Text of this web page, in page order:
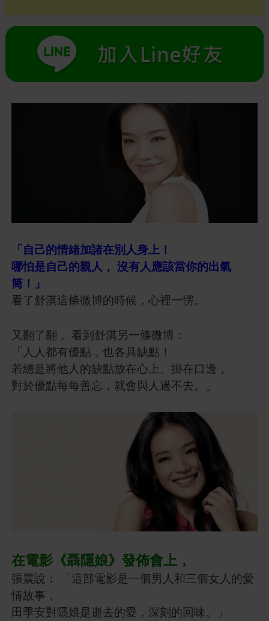
「自己的情緒加諸在別人身上！
哪怕是自己的親人， 沒有人應該當你的出氣
筒！」
看了舒淇這條微博的時候，心裡一愣。
又翻了翻， 看到舒淇另一條微博：
「人人都有優點，也各具缺點！
若總是將他人的缺點放在心上、掛在口邊，
對於優點每每善忘，就會與人過不去。」
在電影《聶隱娘》發佈會上，
張震說： 「這部電影是一個男人和三個女人的愛
情故事，
田季安對隱娘是逝去的愛，深刻的回味。」